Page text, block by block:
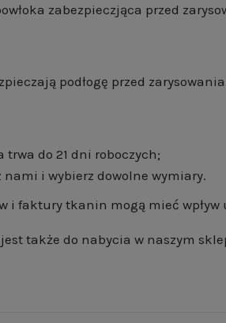
zabezpieczjąca przed
podłogę przed
do 21 dni roboczych;
i wybierz dowolne wymiary.
i faktury tkanin mogą mieć
także do nabycia w naszym